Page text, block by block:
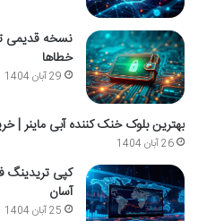
نسخه قدیمی
خطاها
29 آبان 1404
بهترین بلوک خنک کننده آبی ماینر |
26 آبان 1404
کپی تریدینگ
آسان
25 آبان 1404